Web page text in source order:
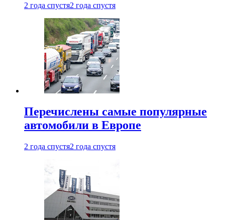
2 года спустя2 года спустя
Перечислены самые популярные
автомобили в Европе
2 года спустя2 года спустя